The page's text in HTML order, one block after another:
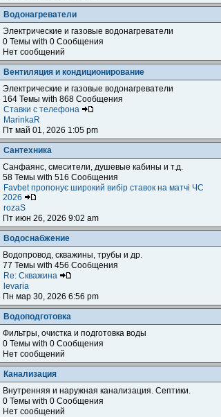
Водонагреватели
Электрические и газовые водонагреватели
0 Темы with 0 Сообщения
Нет сообщений
Вентиляция и кондиционирование
Электрические и газовые водонагреватели
164 Темы with 868 Сообщения
Ставки с телефона
MarinkaR
Пт май 01, 2026 1:05 pm
Сантехника
Санфаянс, смесители, душевые кабины и т.д.
58 Темы with 516 Сообщения
Favbet пропонує широкий вибір ставок на матчі ЧС
2026
rozaS
Пт июн 26, 2026 9:02 am
Водоснабжение
Водопровод, скважины, трубы и др.
77 Темы with 456 Сообщения
Re: Скважина
levaria
Пн мар 30, 2026 6:56 pm
Водоподготовка
Фильтры, очистка и подготовка воды
0 Темы with 0 Сообщения
Нет сообщений
Канализация
Внутренняя и наружная канализация. Септики.
0 Темы with 0 Сообщения
Нет сообщений